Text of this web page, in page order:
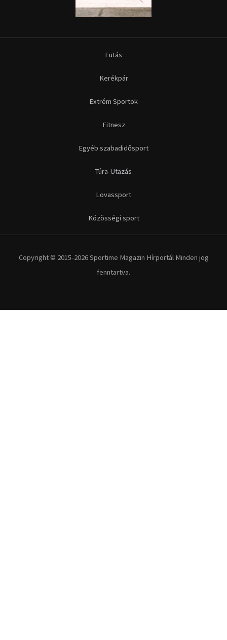
Futás
Kerékpár
Extrém Sportok
Fitnesz
Egyéb szabadidősport
Túra-Utazás
Lovassport
Közösségi sport
Copyright © 2015-2026 Sportime Magazin Hírportál Minden jog
fenntartva.